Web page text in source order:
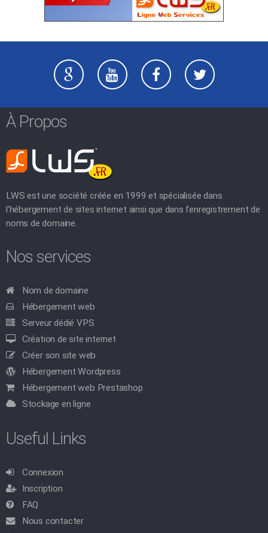
À Propos
LWS est une société créée en 1999 et spécialisée dans
l'hébergement de sites internet ainsi que dans l'enregistrement de
noms de domaine.
Nos services
Nom de domaine
Hébergement web
Serveur dédié VPS
Création de site internet
Créer son site web
Hébergement Wordpress
Hébergement web Prestashop
Stockage en ligne
Useful Links
Connexion
Inscription
FAQ
Nous contacter